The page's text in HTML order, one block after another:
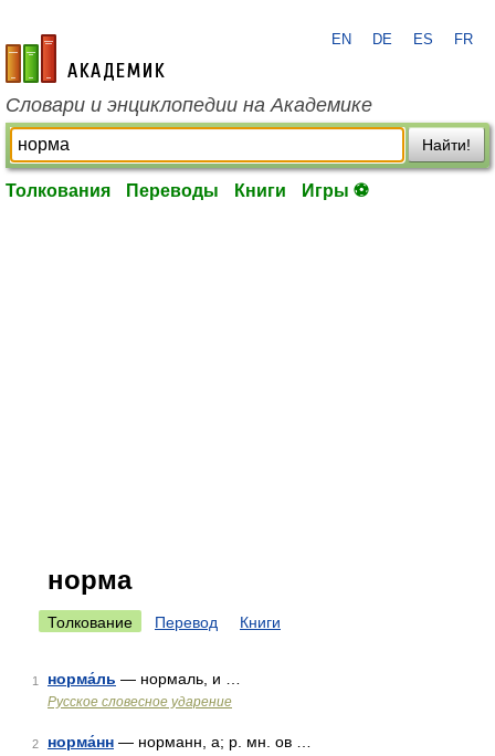
academic.ru
EN DE ES FR
Словари и энциклопедии на Академике
Найти!
Толкования Переводы Книги Игры ⚽
норма
Толкование Перевод Книги
1 норма́ль — нормаль, и …
Русское словесное ударение
2 норма́нн — норманн, а; р. мн. ов …